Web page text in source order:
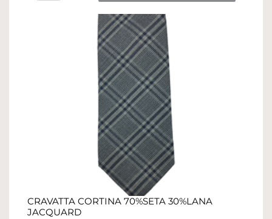
CRAVATTA CORTINA 70%SETA 30%LANA
JACQUARD